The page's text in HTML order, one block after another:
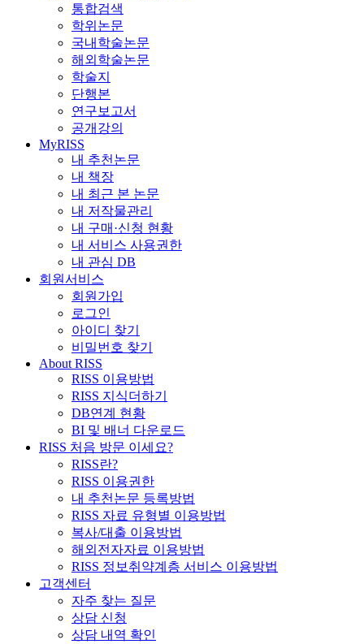
통합검색
학위논문
국내학술논문
해외학술논문
학술지
단행본
연구보고서
공개강의
MyRISS
내 추천논문
내 책장
내 최근 본 논문
내 저작물관리
내 구매·신청 현황
내 서비스 사용권한
내 관심 DB
회원서비스
회원가입
로그인
아이디 찾기
비밀번호 찾기
About RISS
RISS 이용방법
RISS 지식더하기
DB연계 현황
BI 및 배너 다운로드
RISS 처음 방문 이세요?
RISS란?
RISS 이용권한
내 추천논문 등록방법
RISS 자료 유형별 이용방법
복사/대출 이용방법
해외전자자료 이용방법
RISS 정보취약계층 서비스 이용방법
고객센터
자주 찾는 질문
상담 신청
상담 내역 확인